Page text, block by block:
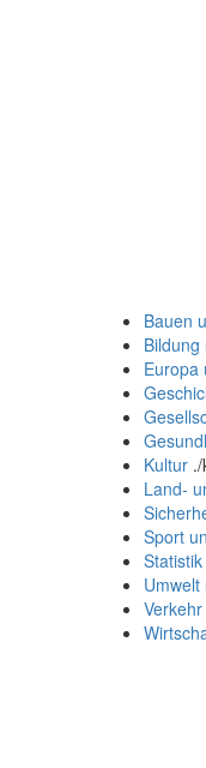
Bauen
Europa
Kultur ./
Land-
Sport
Statistik
Verkehr